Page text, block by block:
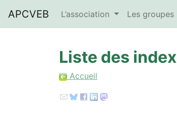
APCVEB L’association Les groupes
Liste des index
Accueil